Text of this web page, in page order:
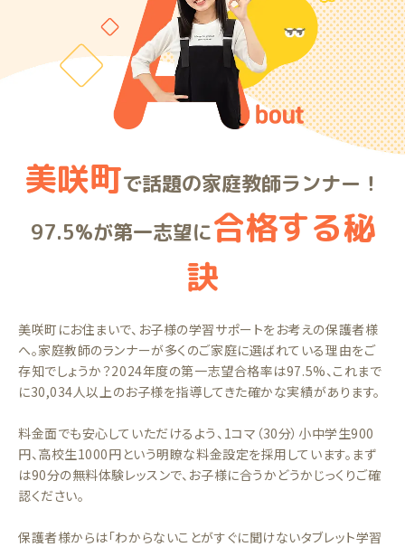
美咲町で話題の家庭教師ランナー！
97.5%が第一志望に合格する秘
訣
美咲町にお住まいで、お子様の学習サポートをお考えの保護者様
へ。家庭教師のランナーが多くのご家庭に選ばれている理由をご
存知でしょうか？2024年度の第一志望合格率は97.5%、これまで
に30,034人以上のお子様を指導してきた確かな実績があります。
料金面でも安心していただけるよう、1コマ（30分）小中学生900
円、高校生1000円という明瞭な料金設定を採用しています。まず
は90分の無料体験レッスンで、お子様に合うかどうかじっくりご確
認ください。
保護者様からは「わからないことがすぐに聞けないタブレット学習